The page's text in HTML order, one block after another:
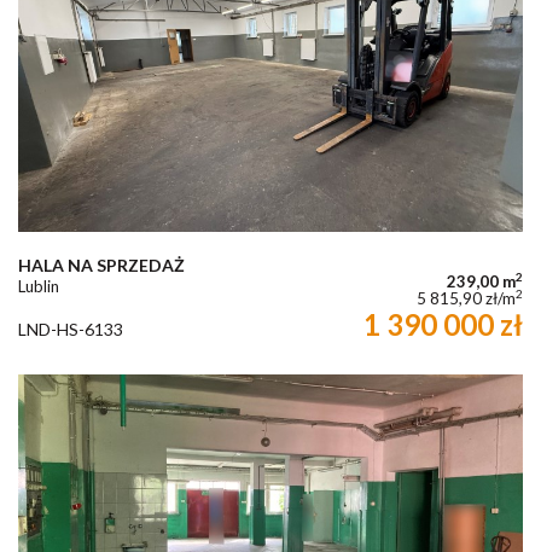
HALA NA SPRZEDAŻ
Lublin 239,00 m2
5 815,90 zł/m2
LND-HS-6133 1 390 000 zł